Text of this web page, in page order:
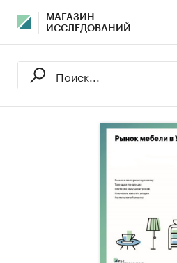
МАГАЗИН
ИССЛЕДОВАНИЙ